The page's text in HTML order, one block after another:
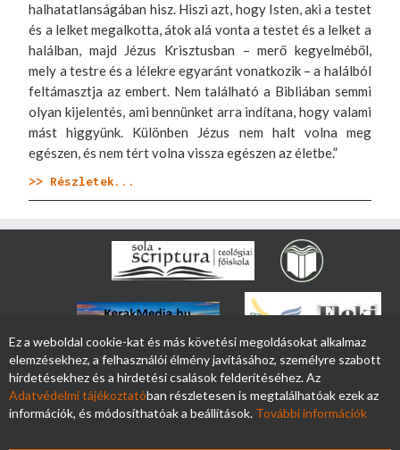
halhatatlanságában hisz. Hiszi azt, hogy Isten, aki a testet
és a lelket megalkotta, átok alá vonta a testet és a lelket a
halálban, majd Jézus Krisztusban – merő kegyelméből,
mely a testre és a lélekre egyaránt vonatkozik – a halálból
feltámasztja az embert. Nem található a Bibliában semmi
olyan kijelentés, ami bennünket arra indítana, hogy valami
mást higgyünk. Különben Jézus nem halt volna meg
egészen, és nem tért volna vissza egészen az életbe.”
>> Részletek...
Ez a weboldal cookie-kat és más követési megoldásokat alkalmaz
elemzésekhez, a felhasználói élmény javításához, személyre szabott
hirdetésekhez és a hirdetési csalások felderítéséhez. Az
Adatvédelmi tájékoztatóban részletesen is megtalálhatóak ezek az
információk, és módosíthatóak a beállítások. További információk